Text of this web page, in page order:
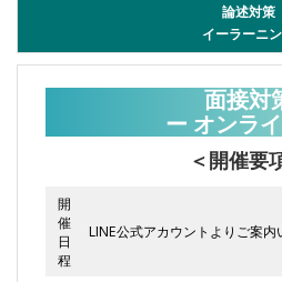
論述対策
イーラーニ
面接対
ー オンラ
＜開催要
開
催
日
程
LINE公式アカウントよりご案内